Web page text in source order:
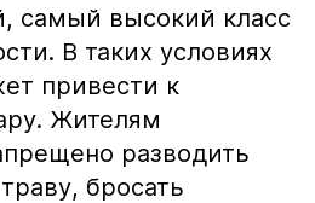
самый высокий класс
В таких условиях
привести к
Жителям
разводить
бросать